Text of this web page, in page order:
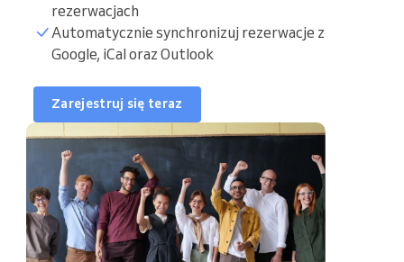
rezerwacjach
Automatycznie synchronizuj rezerwacje z
Google, iCal oraz Outlook
Zarejestruj się teraz